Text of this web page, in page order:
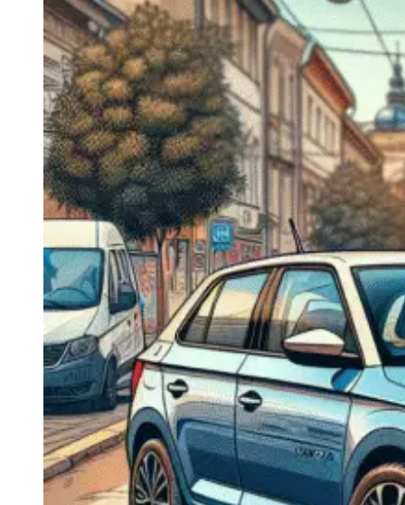
Navigatie Audi A3 8p
Navigatie Audi A4
Navigatie Audi A4 B6
Navigatie Audi A4 B7
Navigatie Audi A4 B8
Navigatie Audi A5
Navigatie Audi A6 C5
Navigatie Audi A6 C6
Navigatie Audi A6 C7
Navigatie Audi Q5
Ford
Navigație Ford Fiesta
Navigație Ford Focus 1
Navigație Ford Focus 2
Navigație Ford Focus MK3
Navigație Ford Mondeo MK3
Navigație Ford Mondeo MK4
Navigație Ford Transit
Mercedes
Navigație Mercedes C Class W203
Navigație Mercedes C Class W204
Navigație Mercedes W203
Navigație Mercedes W204
Navigație Mercedes W211
Navigație Mercedes Sprinter
Passat
Navigație Passat B5
Navigație Passat B5 5
Navigație Passat B6
Navigație Passat B7